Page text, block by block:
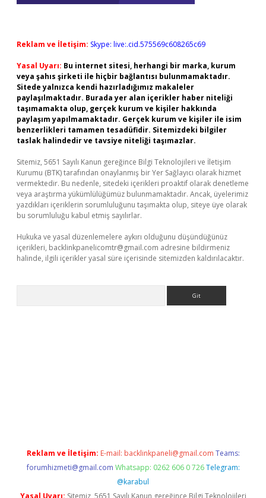
Reklam ve İletişim: Skype: live:.cid.575569c608265c69
Yasal Uyarı: Bu internet sitesi, herhangi bir marka, kurum
veya şahıs şirketi ile hiçbir bağlantısı bulunmamaktadır.
Sitede yalnızca kendi hazırladığımız makaleler
paylaşılmaktadır. Burada yer alan içerikler haber niteliği
taşımamakta olup, gerçek kurum ve kişiler hakkında
paylaşım yapılmamaktadır. Gerçek kurum ve kişiler ile isim
benzerlikleri tamamen tesadüfidir. Sitemizdeki bilgiler
taslak halindedir ve tavsiye niteliği taşımazlar.
Sitemiz, 5651 Sayılı Kanun gereğince Bilgi Teknolojileri ve İletişim
Kurumu (BTK) tarafından onaylanmış bir Yer Sağlayıcı olarak hizmet
vermektedir. Bu nedenle, sitedeki içerikleri proaktif olarak denetleme
veya araştırma yükümlülüğümüz bulunmamaktadır. Ancak, üyelerimiz
yazdıkları içeriklerin sorumluluğunu taşımakta olup, siteye üye olarak
bu sorumluluğu kabul etmiş sayılırlar.
Hukuka ve yasal düzenlemelere aykırı olduğunu düşündüğünüz
içerikleri, backlinkpanelicomtr@gmail.com adresine bildirmeniz
halinde, ilgili içerikler yasal süre içerisinde sitemizden kaldırılacaktır.
Reklam ve İletişim: E-mail: backlinkpaneli@gmail.com Teams:
forumhizmeti@gmail.com Whatsapp: 0262 606 0 726 Telegram:
@karabul
Yasal Uyarı: Sitemiz, 5651 Sayılı Kanun gereğince Bilgi Teknolojileri